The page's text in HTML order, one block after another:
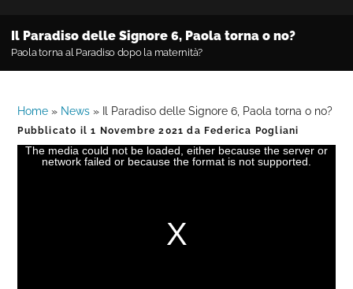
Il Paradiso delle Signore 6, Paola torna o no?
Paola torna al Paradiso dopo la maternità?
Home » News » Il Paradiso delle Signore 6, Paola torna o no?
Pubblicato il1 Novembre 2021 da Federica Pogliani
The media could not be loaded, either because the server or
network failed or because the format is not supported.